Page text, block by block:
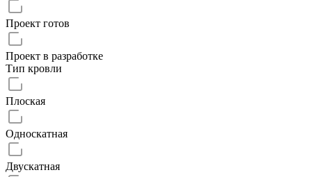
Проект готов
Проект в разработке
Тип кровли
Плоская
Односкатная
Двускатная